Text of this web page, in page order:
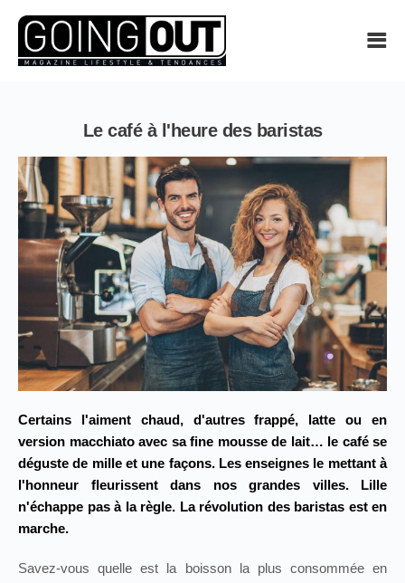
Le café à l'heure des baristas
Certains l'aiment chaud, d'autres frappé, latte ou en
version macchiato avec sa fine mousse de lait… le café se
déguste de mille et une façons. Les enseignes le mettant à
l'honneur fleurissent dans nos grandes villes. Lille
n'échappe pas à la règle. La révolution des baristas est en
marche.
Savez-vous quelle est la boisson la plus consommée en